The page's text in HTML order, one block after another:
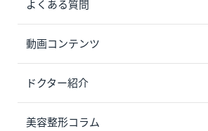
よくある質問
動画コンテンツ
ドクター紹介
美容整形コラム